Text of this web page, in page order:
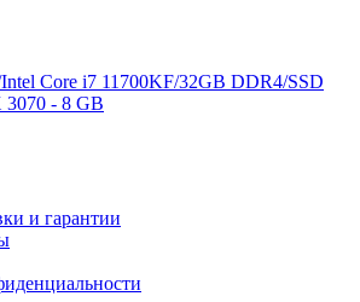
Core i7 11700KF/32GB DDR4/SSD
- 8 GB
и гарантии